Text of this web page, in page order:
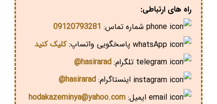
راه های ارتباطی:
شماره تماس: 09120793281
پاسخگویی واتساپ:کلیک کنید
تلگرام: hasirarad@
اینستاگرام: hasirarad@
ایمیل: hodakazeminya@yahoo.com